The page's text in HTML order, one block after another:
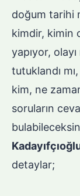
doğum tarihi
kimdir, kimin
yapıyor,
tutuklandı
kim, ne
soruların
detaylar;